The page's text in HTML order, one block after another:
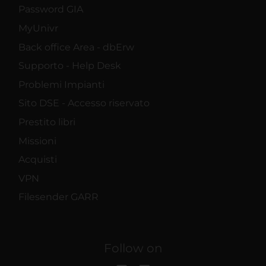
Password GIA
MyUnivr
Back office Area - dbErw
Supporto - Help Desk
Problemi Impianti
Sito DSE - Accesso riservato
Prestito libri
Missioni
Acquisti
VPN
Filesender GARR
Follow on